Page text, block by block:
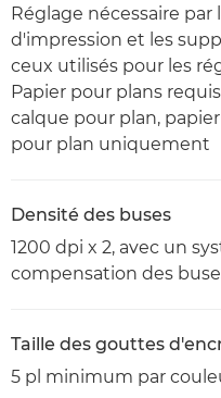
Réglage nécessaire
d'impression et les
ceux utilisés pour les
Papier pour plans
calque pour plan,
pour plan uniquement
Densité des buses
1200 dpi x 2, avec un
compensation des
Taille des gouttes
5 pl minimum par